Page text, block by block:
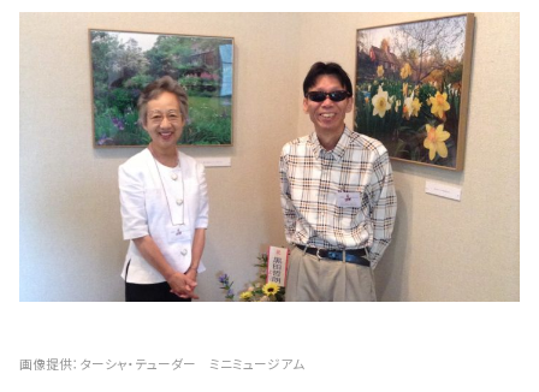
画像提供：ターシャ・テューダー ミニミュージアム